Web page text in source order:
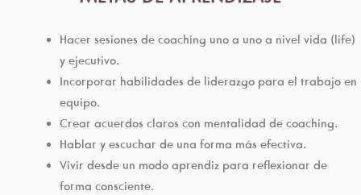
Hacer sesiones de coaching uno a uno a nivel vida (life)
y ejecutivo.
Incorporar habilidades de liderazgo para el trabajo en
equipo.
Crear acuerdos claros con mentalidad de coaching.
Hablar y escuchar de una forma más efectiva.
Vivir desde un modo aprendiz para reflexionar de
forma consciente.